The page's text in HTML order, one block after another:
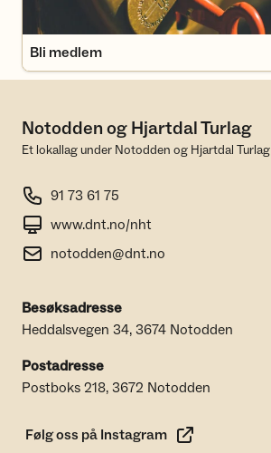
Bli medlem
Notodden og Hjartdal Turlag
Et lokallag under Notodden og Hjartdal Turlag
91 73 61 75
www.dnt.no/nht
notodden@dnt.no
Besøksadresse
Heddalsvegen 34, 3674 Notodden
Postadresse
Postboks 218, 3672 Notodden
Følg oss på Instagram